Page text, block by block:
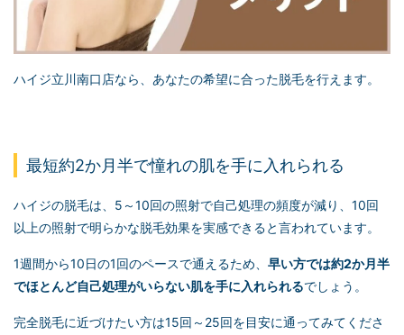
ハイジ立川南口店なら、あなたの希望に合った脱毛を行えます。
最短約2か月半で憧れの肌を手に入れられる
ハイジの脱毛は、5～10回の照射で自己処理の頻度が減り、10回
以上の照射で明らかな脱毛効果を実感できると言われています。
1週間から10日の1回のペースで通えるため、 早い方では約2か月半
でほとんど自己処理がいらない肌を手に入れられるでしょう。
完全脱毛に近づけたい方は15回～25回を目安に通ってみてくださ